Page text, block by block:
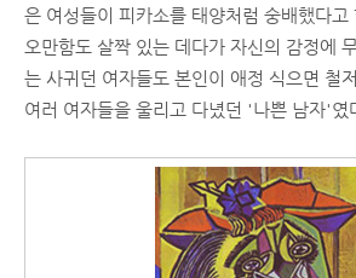
은 여성들이 피카소를 태양처럼 숭배했다고
오만함도 살짝 있는 데다가 자신의 감정에
는 사귀던 여자들도 본인이 애정 식으면 철
여러 여자들을 울리고 다녔던 '나쁜 남자'였